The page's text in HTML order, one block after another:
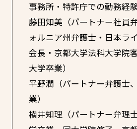
事務所・特許庁での勤務経験
藤田知美（パートナー社員
ォルニア州弁護士・日本ラ
会長・京都大学法科大学院
大学卒業）
平野潤（パートナー弁護士
業）
横井知理（パートナー弁理